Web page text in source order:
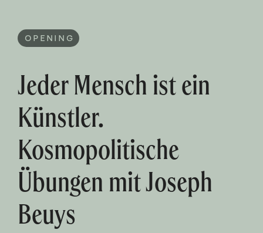
OPENING
Jeder Mensch ist ein
Künstler.
Kosmopolitische
Übungen mit Joseph
Beuys